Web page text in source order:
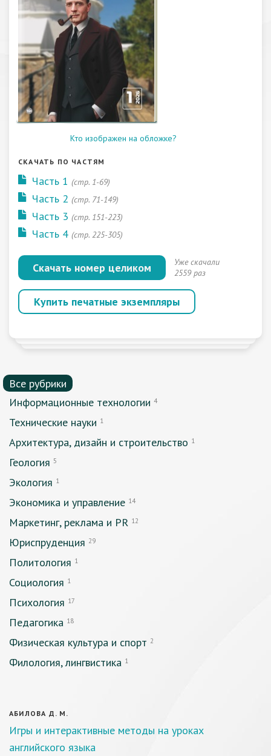
Кто изображен на обложке?
СКАЧАТЬ ПО ЧАСТЯМ
Часть 1 (стр. 1-69)
Часть 2 (стр. 71-149)
Часть 3 (стр. 151-223)
Часть 4 (стр. 225-305)
Скачать номер целиком
Уже скачали
2559 раз
Купить печатные экземпляры
Все рубрики
Информационные технологии 4
Технические науки 1
Архитектура, дизайн и строительство 1
Геология 5
Экология 1
Экономика и управление 14
Маркетинг, реклама и PR 12
Юриспруденция 29
Политология 1
Социология 1
Психология 17
Педагогика 18
Физическая культура и спорт 2
Филология, лингвистика 1
АБИЛОВА Д. М.
Игры и интерактивные методы на уроках
английского языка